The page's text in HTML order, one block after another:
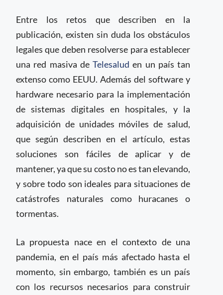
Entre los retos que describen en la
publicación, existen sin duda los obstáculos
legales que deben resolverse para establecer
una red masiva de Telesalud en un país tan
extenso como EEUU. Además del software y
hardware necesario para la implementación
de sistemas digitales en hospitales, y la
adquisición de unidades móviles de salud,
que según describen en el artículo, estas
soluciones son fáciles de aplicar y de
mantener, ya que su costo no es tan elevando,
y sobre todo son ideales para situaciones de
catástrofes naturales como huracanes o
tormentas.
La propuesta nace en el contexto de una
pandemia, en el país más afectado hasta el
momento, sin embargo, también es un país
con los recursos necesarios para construir